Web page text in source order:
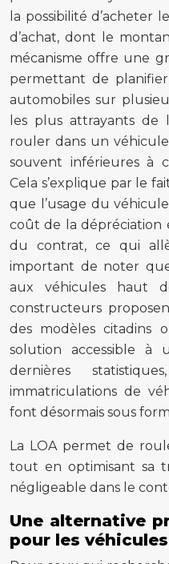
la possibilité d’acheter
d’achat, dont le
mécanisme offre une
permettant de planifier
automobiles sur
les plus attrayants de
rouler dans un
souvent inférieures à
Cela s’explique par le
que l’usage du
coût de la dépréciation
du contrat, ce qui
important de noter
aux véhicules haut
constructeurs
des modèles citadins
solution accessible à
dernières
immatriculations de
font désormais sous
La LOA permet de
tout en optimisant sa
négligeable dans le
Une alternative
pour les